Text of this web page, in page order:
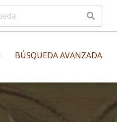
BÚSQUEDA AVANZADA